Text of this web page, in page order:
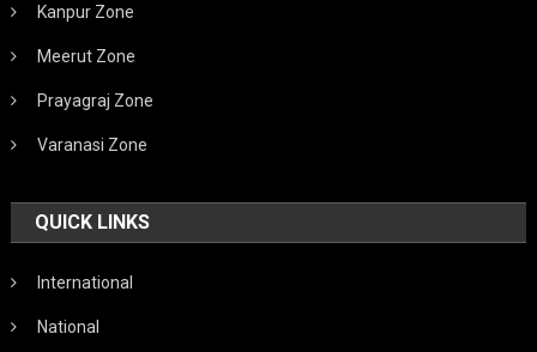
Kanpur Zone
Meerut Zone
Prayagraj Zone
Varanasi Zone
QUICK LINKS
International
National